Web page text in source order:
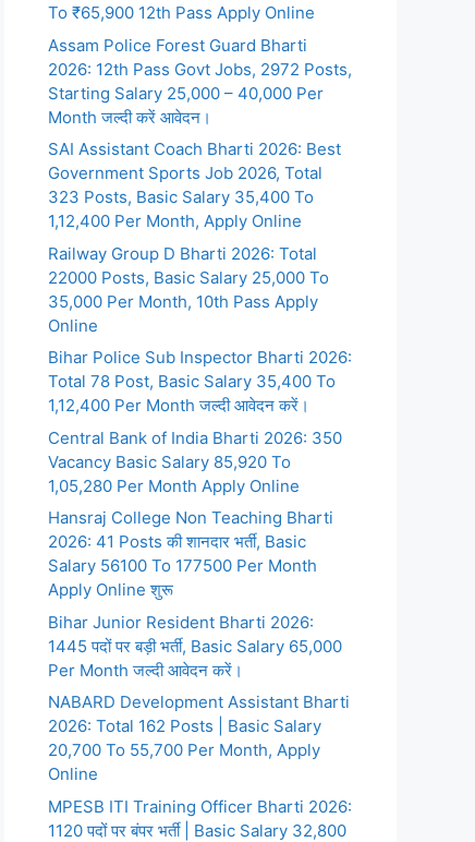
To ₹65,900 12th Pass Apply Online
Assam Police Forest Guard Bharti
2026: 12th Pass Govt Jobs, 2972 Posts,
Starting Salary 25,000 – 40,000 Per
Month जल्दी करें आवेदन।
SAI Assistant Coach Bharti 2026: Best
Government Sports Job 2026, Total
323 Posts, Basic Salary 35,400 To
1,12,400 Per Month, Apply Online
Railway Group D Bharti 2026: Total
22000 Posts, Basic Salary 25,000 To
35,000 Per Month, 10th Pass Apply
Online
Bihar Police Sub Inspector Bharti 2026:
Total 78 Post, Basic Salary 35,400 To
1,12,400 Per Month जल्दी आवेदन करें।
Central Bank of India Bharti 2026: 350
Vacancy Basic Salary 85,920 To
1,05,280 Per Month Apply Online
Hansraj College Non Teaching Bharti
2026: 41 Posts की शानदार भर्ती, Basic
Salary 56100 To 177500 Per Month
Apply Online शुरू
Bihar Junior Resident Bharti 2026:
1445 पदों पर बड़ी भर्ती, Basic Salary 65,000
Per Month जल्दी आवेदन करें।
NABARD Development Assistant Bharti
2026: Total 162 Posts | Basic Salary
20,700 To 55,700 Per Month, Apply
Online
MPESB ITI Training Officer Bharti 2026:
1120 पदों पर बंपर भर्ती | Basic Salary 32,800